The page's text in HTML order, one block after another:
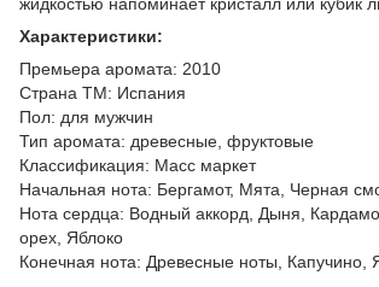
Характеристики:
Премьера аромата: 2010
Страна ТМ: Испания
Пол: для мужчин
Тип аромата: древесные, фруктовые
Классификация: Масс маркет
Начальная нота: Бергамот, Мята, Черная
Нота сердца: Водный аккорд, Дыня,
орех, Яблоко
Конечная нота: Древесные ноты, Капучино,